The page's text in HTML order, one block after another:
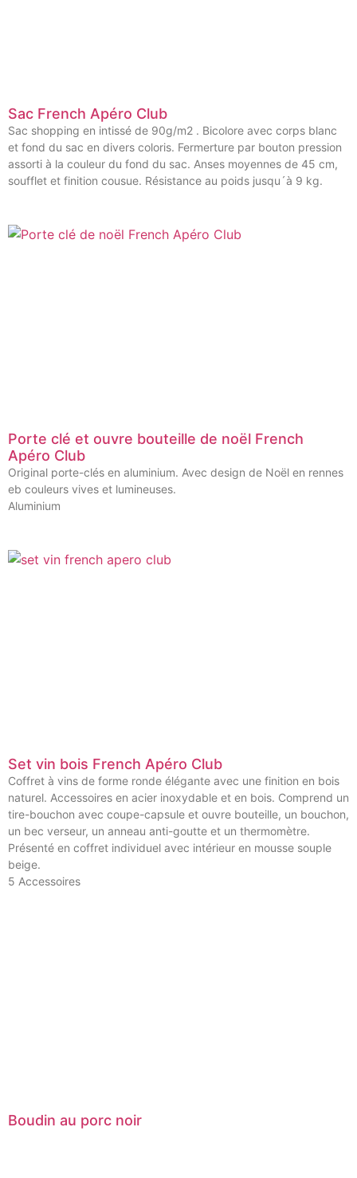
Sac French Apéro Club
Sac shopping en intissé de 90g/m2 . Bicolore avec corps blanc
et fond du sac en divers coloris. Fermerture par bouton pression
assorti à la couleur du fond du sac. Anses moyennes de 45 cm,
soufflet et finition cousue. Résistance au poids jusqu´à 9 kg.
Porte clé et ouvre bouteille de noël French
Apéro Club
Original porte-clés en aluminium. Avec design de Noël en rennes
eb couleurs vives et lumineuses.
Aluminium
Set vin bois French Apéro Club
Coffret à vins de forme ronde élégante avec une finition en bois
naturel. Accessoires en acier inoxydable et en bois. Comprend un
tire-bouchon avec coupe-capsule et ouvre bouteille, un bouchon,
un bec verseur, un anneau anti-goutte et un thermomètre.
Présenté en coffret individuel avec intérieur en mousse souple
beige.
5 Accessoires
Boudin au porc noir